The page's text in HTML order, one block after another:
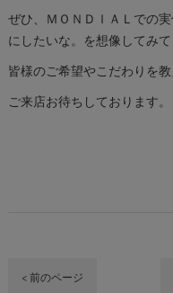
ぜひ、ＭＯＮＤＩＡＬでの
にしたいな。を想像してみて
皆様のご希望やこだわりを教
ご来店お待ちしております。
< 前のページ